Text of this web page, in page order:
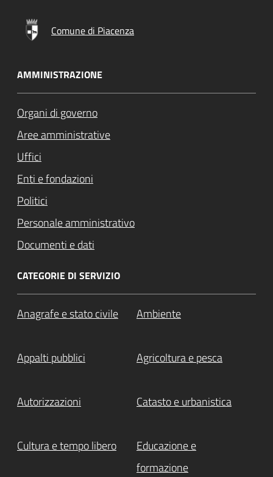
Comune di Piacenza
AMMINISTRAZIONE
Organi di governo
Aree amministrative
Uffici
Enti e fondazioni
Politici
Personale amministrativo
Documenti e dati
CATEGORIE DI SERVIZIO
Anagrafe e stato civile Ambiente
Appalti pubblici Agricoltura e pesca
Autorizzazioni Catasto e urbanistica
Cultura e tempo libero
Educazione e
formazione